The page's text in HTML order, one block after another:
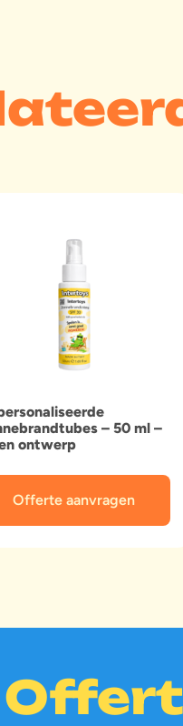
– 50 ml –
ontwerp
Offerte aanvragen